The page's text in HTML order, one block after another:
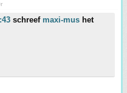
schreef maxi-mus het